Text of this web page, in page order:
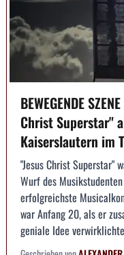
BEWEGENDE
Christ Superstar"
Kaiserslautern im
"Jesus Christ Superstar"
Wurf des
erfolgreichste
war Anfang 20, als er
geniale Idee